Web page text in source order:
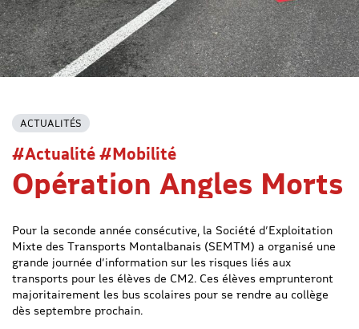
ACTUALITÉS
#Actualité #Mobilité
Opération Angles Morts
Pour la seconde année consécutive, la Société d’Exploitation
Mixte des Transports Montalbanais (SEMTM) a organisé une
grande journée d’information sur les risques liés aux
transports pour les élèves de CM2. Ces élèves emprunteront
majoritairement les bus scolaires pour se rendre au collège
dès septembre prochain.